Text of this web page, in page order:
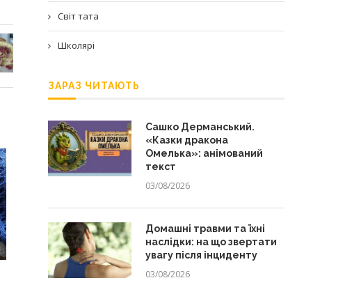
Домашній одяг для жінок з
Світ тата
Школярі
ЗАРАЗ ЧИТАЮТЬ
Сашко Дерманський.
«Казки дракона
Омелька»: анімований
текст
03/08/2026
Домашні травми та їхні
наслідки: на що звертати
увагу після інциденту
03/08/2026